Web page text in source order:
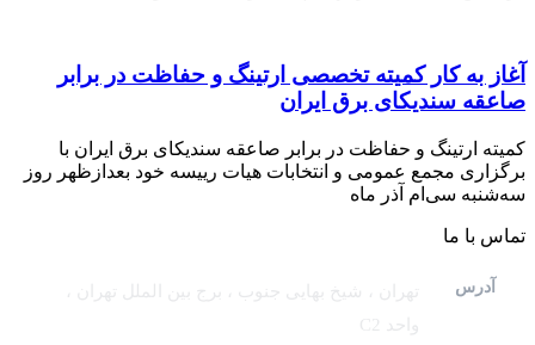
آغاز به کار کمیته تخصصی ارتینگ و حفاظت در برابر
صاعقه سندیکای برق ایران
کمیته ارتینگ و حفاظت در برابر صاعقه سندیکای برق ایران با
برگزاری مجمع عمومی و انتخابات هیات رییسه خود بعدازظهر روز
سه‌شنبه سی‌ام آذر ماه
تماس با ما
آدرس